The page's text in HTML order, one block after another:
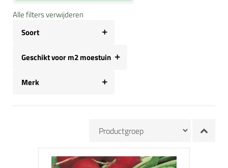
Alle filters verwijderen
Soort
Geschikt voor m2 moestuin
Merk